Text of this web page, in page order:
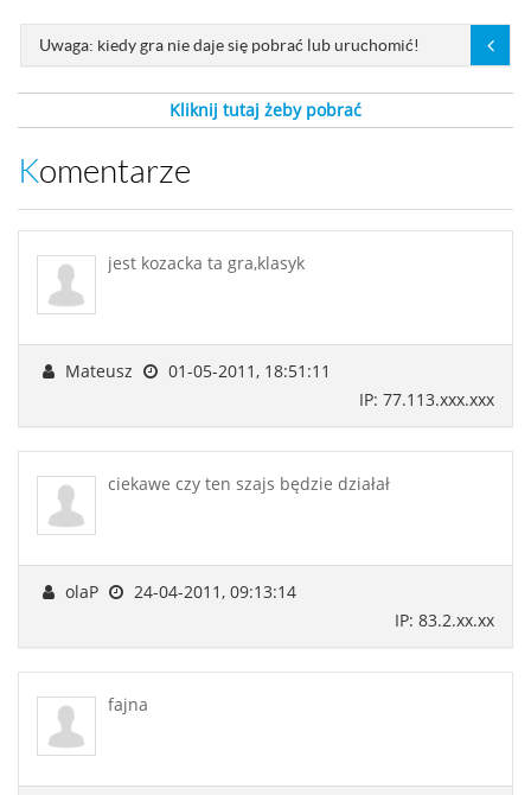
Uwaga: kiedy gra nie daje się pobrać lub uruchomić!
Kliknij tutaj żeby pobrać
Komentarze
jest kozacka ta gra,klasyk
Mateusz
01-05-2011, 18:51:11
IP: 77.113.xxx.xxx
ciekawe czy ten szajs będzie działał
olaP
24-04-2011, 09:13:14
IP: 83.2.xx.xx
fajna